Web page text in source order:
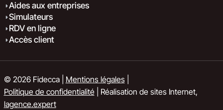
Aides aux entreprises
Simulateurs
RDV en ligne
Accès client
© 2026 Fidecca | Mentions légales|
Politique de confidentialité| Réalisation de sites Internet,
lagence.expert